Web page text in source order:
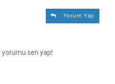
Yorum Yap
yorumu sen yap!